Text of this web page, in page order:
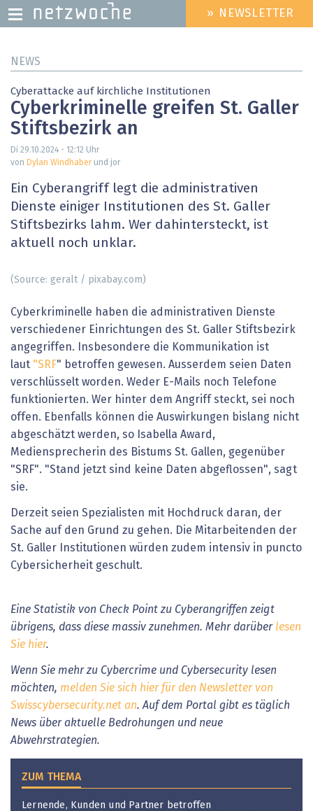
zum
HEADER
MENU
» NEWSLETTER
NEWS
Cyberattacke auf kirchliche Institutionen
Cyberkriminelle greifen St. Galler
Stiftsbezirk an
Di 29.10.2024 - 12:12 Uhr
von Dylan Windhaberund jor
Ein Cyberangriff legt die administrativen
Dienste einiger Institutionen des St. Galler
Stiftsbezirks lahm. Wer dahintersteckt, ist
aktuell noch unklar.
(Source: geralt / pixabay.com)
Cyberkriminelle haben die administrativen Dienste
verschiedener Einrichtungen des St. Galler Stiftsbezirk
angegriffen. Insbesondere die Kommunikation ist
laut "SRF" betroffen gewesen. Ausserdem seien Daten
verschlüsselt worden. Weder E-Mails noch Telefone
funktionierten. Wer hinter dem Angriff steckt, sei noch
offen. Ebenfalls können die Auswirkungen bislang nicht
abgeschätzt werden, so Isabella Award,
Mediensprecherin des Bistums St. Gallen, gegenüber
"SRF". "Stand jetzt sind keine Daten abgeflossen", sagt
sie.
Derzeit seien Spezialisten mit Hochdruck daran, der
Sache auf den Grund zu gehen. Die Mitarbeitenden der
St. Galler Institutionen würden zudem intensiv in puncto
Cybersicherheit geschult.
Eine Statistik von Check Point zu Cyberangriffen zeigt
übrigens, dass diese massiv zunehmen. Mehr darüber lesen
Sie hier.
Wenn Sie mehr zu Cybercrime und Cybersecurity lesen
möchten, melden Sie sich hier für den Newsletter von
Swisscybersecurity.net an. Auf dem Portal gibt es täglich
News über aktuelle Bedrohungen und neue
Abwehrstrategien.
ZUM THEMA
Lernende, Kunden und Partner betroffen